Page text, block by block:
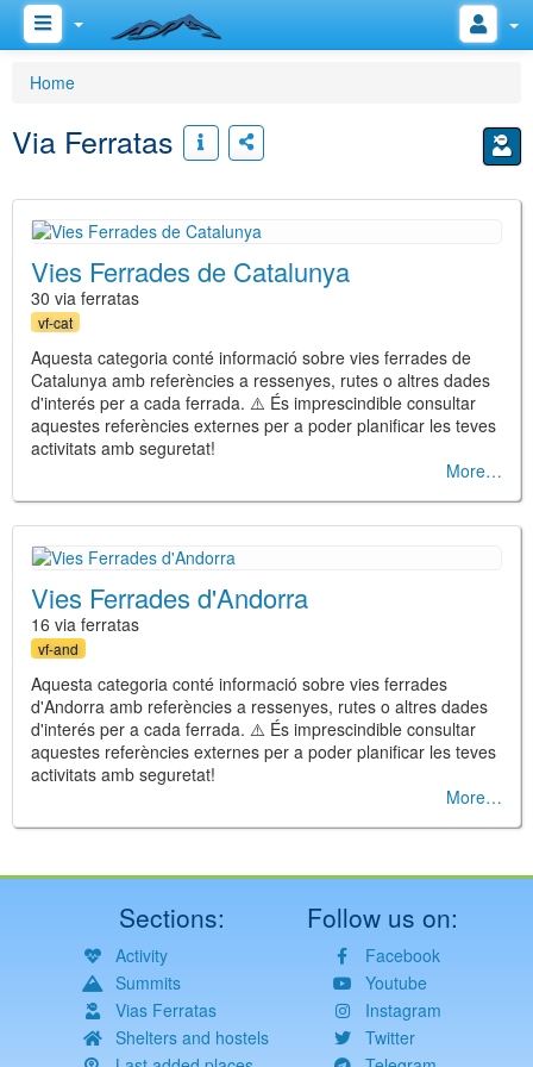
Home
Via Ferratas
Vies Ferrades de Catalunya
30 via ferratas
vf-cat
Aquesta categoria conté informació sobre vies ferrades de
Catalunya amb referències a ressenyes, rutes o altres dades
d'interés per a cada ferrada. ⚠️ És imprescindible consultar
aquestes referències externes per a poder planificar les teves
activitats amb seguretat!
More
Vies Ferrades d'Andorra
16 via ferratas
vf-and
Aquesta categoria conté informació sobre vies ferrades
d'Andorra amb referències a ressenyes, rutes o altres dades
d'interés per a cada ferrada. ⚠️ És imprescindible consultar
aquestes referències externes per a poder planificar les teves
activitats amb seguretat!
More
Sections:
Activity
Summits
Vias Ferratas
Shelters and hostels
Follow us on:
Facebook
Youtube
Instagram
Twitter